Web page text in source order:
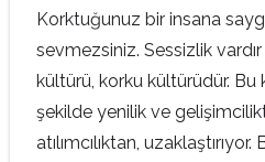
Korktuğunuz bir insana
sevmezsiniz. Sessizlik
kültürü, korku kültürüdür. Bu
şekilde yenilik ve
atılımcılıktan,